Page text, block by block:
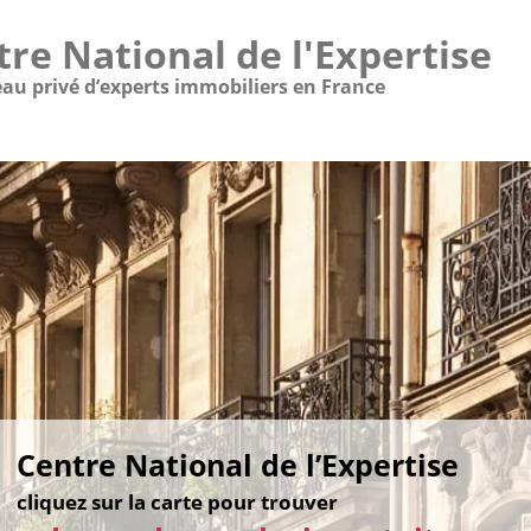
National de l'Expertise
privé d’experts immobiliers en France
Centre National de l’Expertise
cliquez sur la carte pour trouver
experts agréés C.N.E.
immobilières en valeur
d’expertises
centre de formation
immobilière,agréé et reconnu :